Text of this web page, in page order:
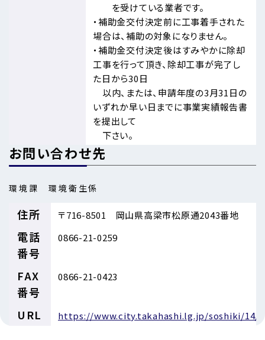
を受けている業者です。
・補助金交付決定前に工事着手された
場合は、補助の対象になりません。
・補助金交付決定後はすみやかに除却
工事を行って頂き、除却工事が完了し
た日から30日
以内、または、申請年度の3月31日の
いずれか早い日までに事業実績報告書
を提出して
下さい。
お問い合わせ先
環境課 環境衛生係
住所 〒716-8501 岡山県高梁市松原通2043番地
電話
番号
0866-21-0259
FAX
番号
0866-21-0423
URL https://www.city.takahashi.lg.jp/soshiki/